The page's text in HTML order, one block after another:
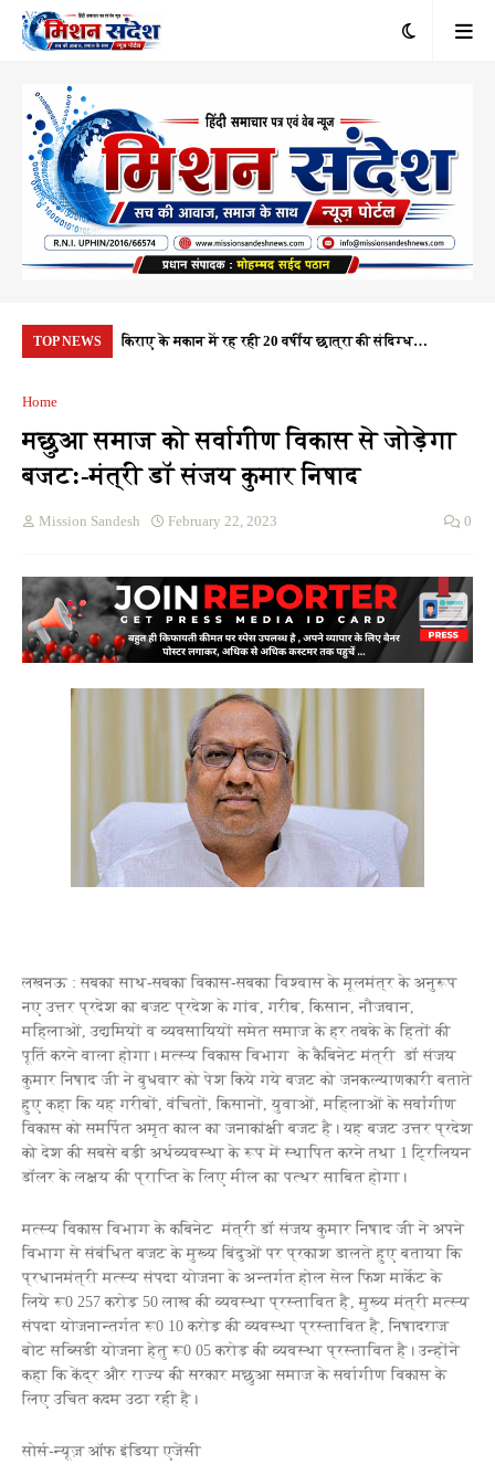
TOP NEWS
1.10 करोड़
किराए के मकान में रह रही 20 वर्षीय छात्रा की संदिग्ध
Home
मछुआ समाज को सर्वागीण विकास से जोड़ेगा
बजट:-मंत्री डॉ संजय कुमार निषाद
Mission Sandesh February 22, 2023 0
लखनऊ : सबका साथ-सबका विकास-सबका विश्वास के मूलमंत्र के अनुरूप
नए उत्तर प्रदेश का बजट प्रदेश के गांव, गरीब, किसान, नौजवान,
महिलाओं, उद्यमियों व व्यवसायियों समेत समाज के हर तबके के हितों की
पूर्ति करने वाला होगा। मत्स्य विकास विभाग के कैबिनेट मंत्री डॉ संजय
कुमार निषाद जी ने बुधवार को पेश किये गये बजट को जनकल्याणकारी बताते
हुए कहा कि यह गरीबों, वंचितों, किसानों, युवाओं, महिलाओं के सर्वांगीण
विकास को समर्पित अमृत काल का जनाकांक्षी बजट है। यह बजट उत्तर प्रदेश
को देश की सबसे बड़ी अर्थव्यवस्था के रूप में स्थापित करने तथा 1 ट्रिलियन
डॉलर के लक्ष्य की प्राप्ति के लिए मील का पत्थर साबित होगा।
मत्स्य विकास विभाग के कबिनेट मंत्री डॉ संजय कुमार निषाद जी ने अपने
विभाग से संबंधित बजट के मुख्य बिंदुओं पर प्रकाश डालते हुए बताया कि
प्रधानमंत्री मत्स्य संपदा योजना के अन्तर्गत होल सेल फिश मार्केट के
लिये रू0 257 करोड़ 50 लाख की व्यवस्था प्रस्तावित है, मुख्य मंत्री मत्स्य
संपदा योजनान्तर्गत रू0 10 करोड़ की व्यवस्था प्रस्तावित है, निषादराज
बोट सब्सिडी योजना हेतु रू0 05 करोड़ की व्यवस्था प्रस्तावित है। उन्होंने
कहा कि केंद्र और राज्य की सरकार मछुआ समाज के सर्वागीण विकास के
लिए उचित कदम उठा रही है।
सोर्स-न्यूज़ ऑफ इंडिया एजेंसी